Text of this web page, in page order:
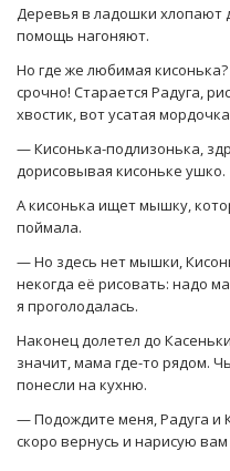
Деревья в ладошки хлопают
помощь нагоняют.
Но где же любимая
срочно! Старается Радуга,
хвостик, вот усатая
— Кисонька-подлизонька,
дорисовывая кисоньке ушко.
А кисонька ищет мышку,
поймала.
— Но здесь нет мышки,
некогда её рисовать: надо
я проголодалась.
Наконец долетел до
значит, мама где-то рядом.
понесли на кухню.
— Подождите меня, Радуга и
скоро вернусь и нарисую